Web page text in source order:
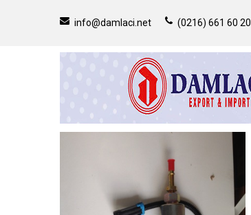
info@damlaci.net (0216) 661 60 20